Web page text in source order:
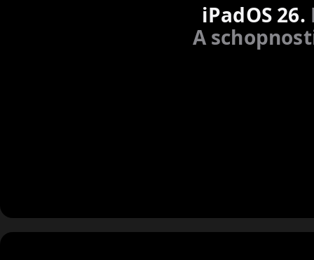
iPadOS 26.
A